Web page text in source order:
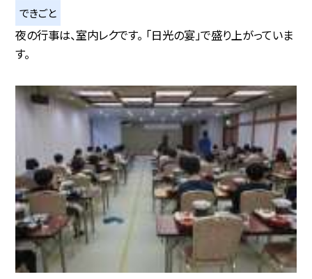
できごと
夜の行事は、室内レクです。 「日光の宴」で盛り上がっていま
す。